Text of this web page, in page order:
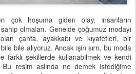
çok hoşuma giden olay, insanların
olmaları. Genelde çoğumuz modayı
çanta, ayakkabı ve kıyafetleri, bir
bile alıyoruz. Ancak işin sırrı, bu moda
farklı şekillerde kullanabilmek ve kendi
Bu resim aslında ne demek istediğime